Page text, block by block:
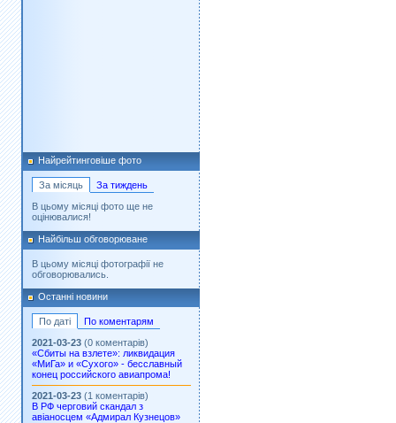
Найрейтинговіше фото
За місяць
За тиждень
В цьому місяці фото ще не
оцінювалися!
Найбільш обговорюване
В цьому місяці фотографії не
обговорювались.
Останні новини
По даті
По коментарям
2021-03-23 (0 коментарів)
«Сбиты на взлете»: ликвидация
«МиГа» и «Сухого» - бесславный
конец российского авиапрома!
2021-03-23 (1 коментарів)
В РФ черговий скандал з
авіаносцем «Адмирал Кузнецов»